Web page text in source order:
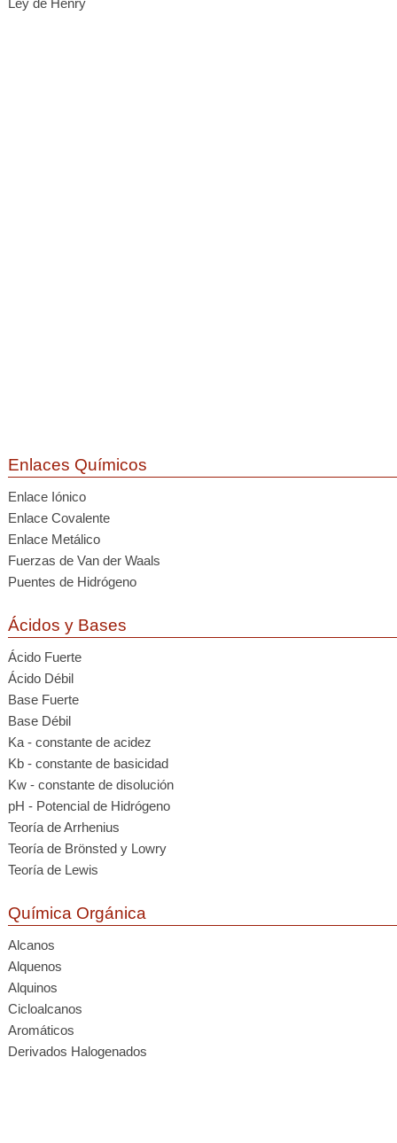
Ley de Henry
Enlaces Químicos
Enlace Iónico
Enlace Covalente
Enlace Metálico
Fuerzas de Van der Waals
Puentes de Hidrógeno
Ácidos y Bases
Ácido Fuerte
Ácido Débil
Base Fuerte
Base Débil
Ka - constante de acidez
Kb - constante de basicidad
Kw - constante de disolución
pH - Potencial de Hidrógeno
Teoría de Arrhenius
Teoría de Brönsted y Lowry
Teoría de Lewis
Química Orgánica
Alcanos
Alquenos
Alquinos
Cicloalcanos
Aromáticos
Derivados Halogenados